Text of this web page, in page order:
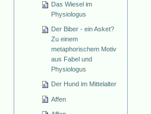
Das Wiesel im
Physiologus
Der Biber - ein Asket?
Zu einem
metaphorischem Motiv
aus Fabel und
Physiologus
Der Hund im Mittelalter
Affen